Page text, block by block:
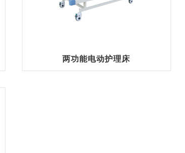
两功能电动护理床